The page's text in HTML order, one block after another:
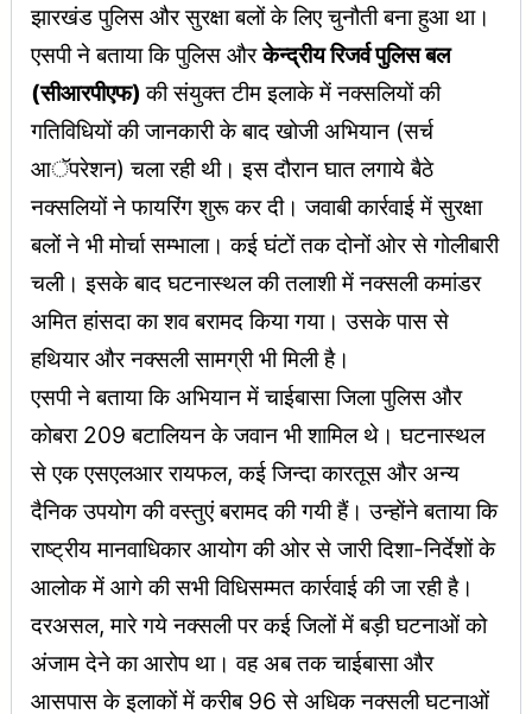
झारखंड पुलिस और सुरक्षा बलों के लिए चुनौती बना हुआ था।
एसपी ने बताया कि पुलिस औरकेन्द्रीय रिजर्व पुलिस बल
(सीआरपीएफ)की संयुक्त टीम इलाके में नक्सलियों की
गतिविधियों की जानकारी के बाद खोजी अभियान (सर्च
आॅपरेशन) चला रही थी। इस दौरान घात लगाये बैठे
नक्सलियों ने फायरिंग शुरू कर दी। जवाबी कार्रवाई में सुरक्षा
बलों ने भी मोर्चा सम्भाला। कई घंटों तक दोनों ओर से गोलीबारी
चली। इसके बाद घटनास्थल की तलाशी में नक्सली कमांडर
अमित हांसदा का शव बरामद किया गया। उसके पास से
हथियार और नक्सली सामग्री भी मिली है।
एसपी ने बताया कि अभियान में चाईबासा जिला पुलिस और
कोबरा 209 बटालियन के जवान भी शामिल थे। घटनास्थल
से एक एसएलआर रायफल, कई जिन्दा कारतूस और अन्य
दैनिक उपयोग की वस्तुएं बरामद की गयी हैं। उन्होंने बताया कि
राष्ट्रीय मानवाधिकार आयोग की ओर से जारी दिशा-निर्देशों के
आलोक में आगे की सभी विधिसम्मत कार्रवाई की जा रही है।
दरअसल, मारे गये नक्सली पर कई जिलों में बड़ी घटनाओं को
अंजाम देने का आरोप था। वह अब तक चाईबासा और
आसपास के इलाकों में करीब 96 से अधिक नक्सली घटनाओं